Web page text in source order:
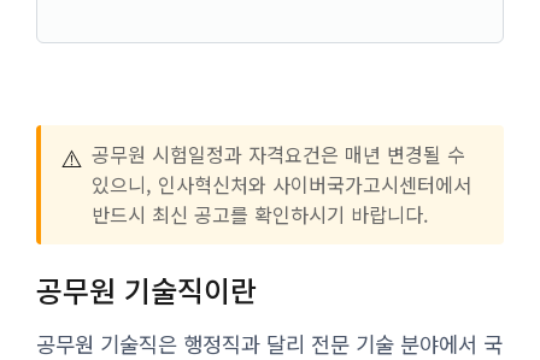
⚠️ 공무원 시험일정과 자격요건은 매년 변경될 수
있으니, 인사혁신처와 사이버국가고시센터에서
반드시 최신 공고를 확인하시기 바랍니다.
공무원 기술직이란
공무원 기술직은 행정직과 달리 전문 기술 분야에서 국